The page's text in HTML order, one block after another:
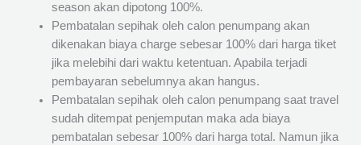
season akan dipotong 100%.
Pembatalan sepihak oleh calon penumpang akan
dikenakan biaya charge sebesar 100% dari harga tiket
jika melebihi dari waktu ketentuan. Apabila terjadi
pembayaran sebelumnya akan hangus.
Pembatalan sepihak oleh calon penumpang saat travel
sudah ditempat penjemputan maka ada biaya
pembatalan sebesar 100% dari harga total. Namun jika